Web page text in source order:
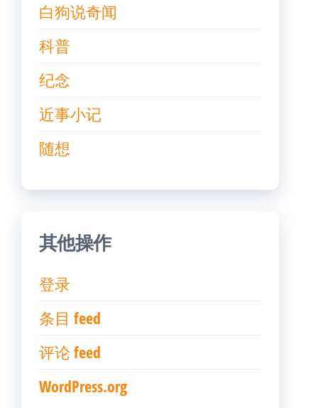
白狗说奇闻
科普
纪念
近事小记
随想
其他操作
登录
条目 feed
评论 feed
WordPress.org